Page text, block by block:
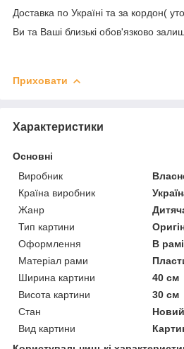
Доставка по Україні та за кордон(
Ви та Ваші близькі обов'язково
Приховати
Характеристики
Основні
Виробник
Країна виробник
Жанр
Тип картини
Оформлення
В рамі
Матеріал рами
Ширина картини
40 см
Висота картини
30 см
Стан
Новий
Вид картини